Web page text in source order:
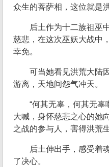
众生的菩萨相，这位就是
后土作为十二族祖巫
慈悲，在这次巫妖大战中
幸免。
可当她看见洪荒大陆
游离，天地间怨气冲天。
“何其无辜，何其无辜
大喊，身怀慈悲之心的她
之战的参与人，害得洪荒
后土伸出手，感受着
了决心。